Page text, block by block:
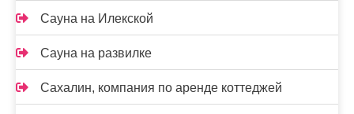
Сауна на Илекской
Сауна на развилке
Сахалин, компания по аренде коттеджей